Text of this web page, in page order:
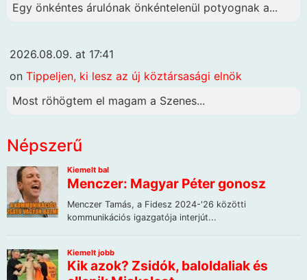
Egy önkéntes árulónak önkéntelenül potyognak a...
2026.08.09. at 17:41
on Tippeljen, ki lesz az új köztársasági elnök
Most röhögtem el magam a Szenes...
Népszerű